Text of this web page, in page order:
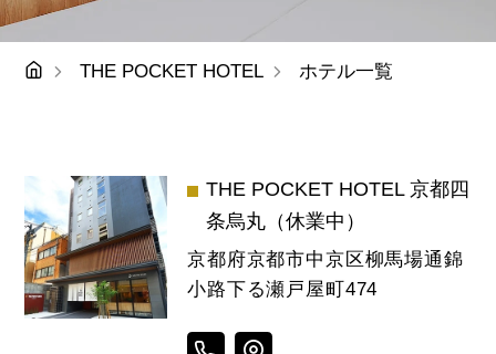
THE POCKET HOTEL ホテル一覧
THE POCKET HOTEL 京都四
条烏丸（休業中）
京都府京都市中京区柳馬場通錦
小路下る瀬戸屋町474